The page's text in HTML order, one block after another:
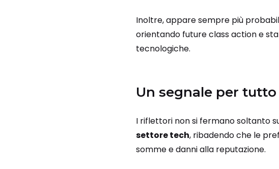
Inoltre, appare sempre più
orientando future class action e
tecnologiche.
Un segnale per
I riflettori non si fermano soltanto
settore tech, ribadendo che le
somme e danni alla reputazione.